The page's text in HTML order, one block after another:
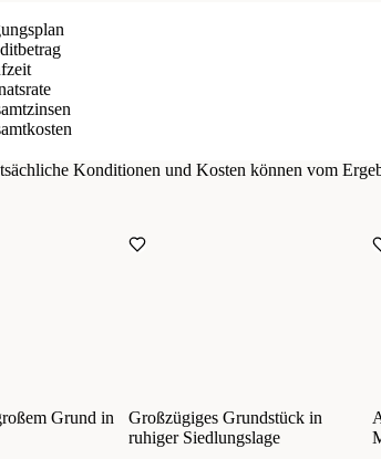
Konditionen und Kosten können vom
Grund in
Großzügiges Grundstück in
ruhiger Siedlungslage